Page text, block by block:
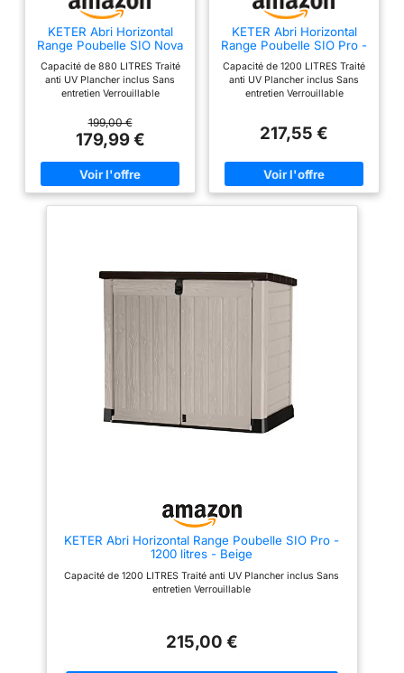
KETER Abri Horizontal
Range Poubelle SIO Nova
Capacité de 880 LITRES Traité
anti UV Plancher inclus Sans
entretien Verrouillable
199,00 €
179,99 €
KETER Abri Horizontal
Range Poubelle SIO Pro -
Capacité de 1200 LITRES Traité
anti UV Plancher inclus Sans
entretien Verrouillable
217,55 €
KETER Abri Horizontal Range Poubelle SIO Pro -
1200 litres - Beige
Capacité de 1200 LITRES Traité anti UV Plancher inclus Sans
entretien Verrouillable
215,00 €